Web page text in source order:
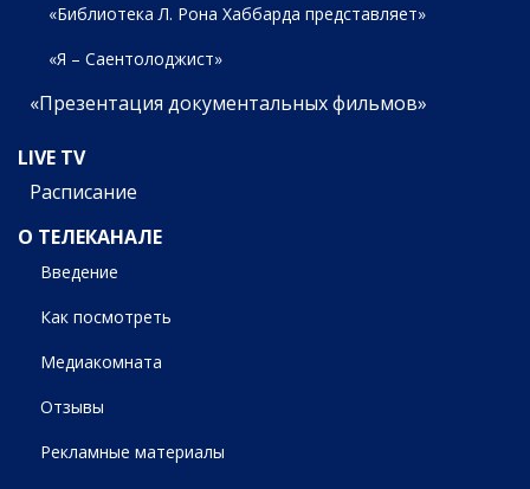
«Библиотека Л. Рона Хаббарда представляет»
«Я – Саентолоджист»
«Презентация документальных фильмов»
LIVE TV
Расписание
О ТЕЛЕКАНАЛЕ
Введение
Как посмотреть
Медиакомната
Отзывы
Рекламные материалы